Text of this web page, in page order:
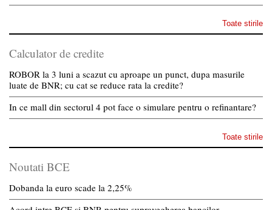
Toate stirile
Calculator de credite
ROBOR la 3 luni a scazut cu aproape un punct, dupa masurile
luate de BNR; cu cat se reduce rata la credite?
In ce mall din sectorul 4 pot face o simulare pentru o refinantare?
Toate stirile
Noutati BCE
Dobanda la euro scade la 2,25%